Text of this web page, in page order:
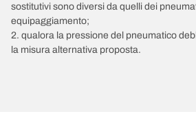
sostitutivi sono diversi da quelli dei
equipaggiamento;
2. qualora la pressione del pneumatico
la misura alternativa proposta.